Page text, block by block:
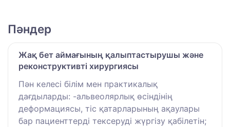
Пәндер
Жақ бет аймағының қалыптастырушы және
реконструктивті хирургиясы
Пән келесі білім мен практикалық
дағдыларды: -альвеолярлық өсіндінің
деформациясы, тіс қатарларының ақаулары
бар пациенттерді тексеруді жүргізу қабілетін;